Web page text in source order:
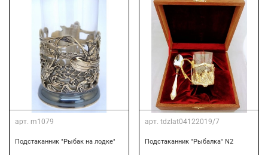
арт. m1079
Подстаканник "Рыбак на лодке"
арт. tdzlat04122019/7
Подстаканник "Рыбалка" N2